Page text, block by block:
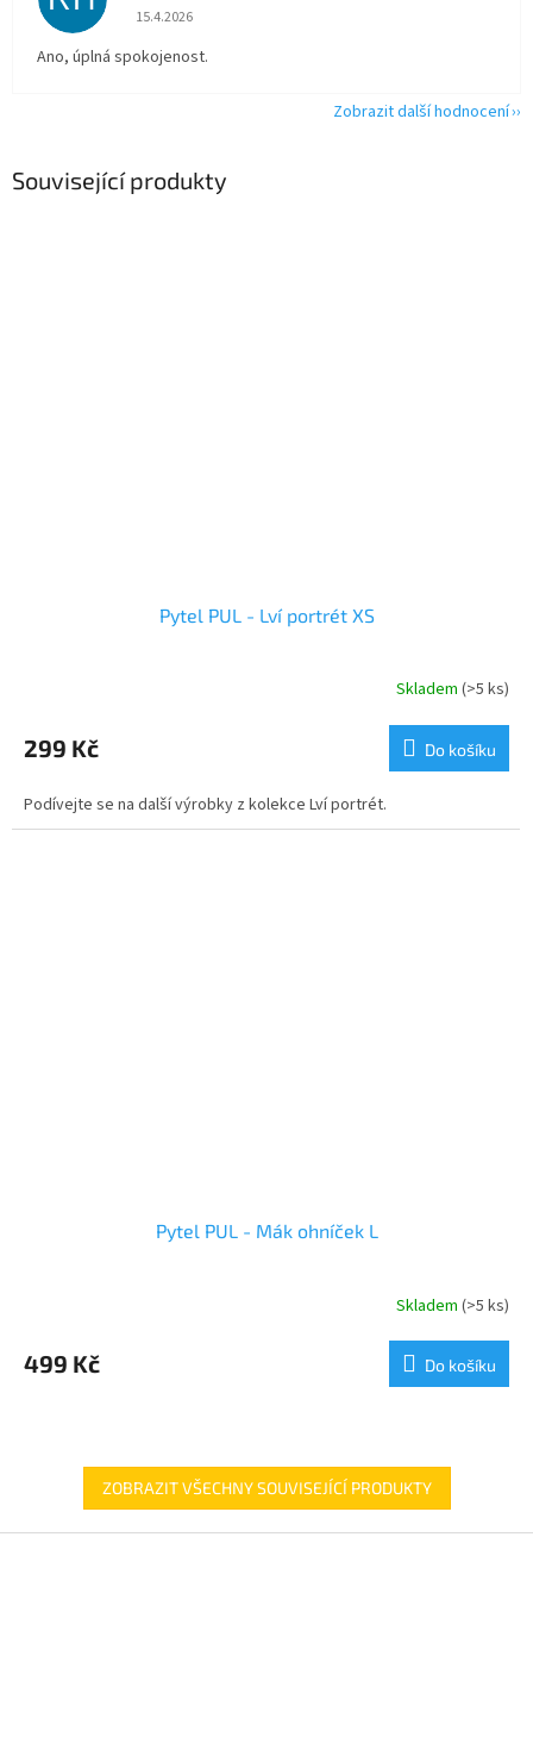
Související produkty
Pytel PUL - Lví portrét XS
Skladem (>5 ks)
299 Kč Do košíku
Podívejte se na další výrobky z kolekce Lví portrét.
Pytel PUL - Mák ohníček L
Skladem (>5 ks)
499 Kč Do košíku
ZOBRAZIT VŠECHNY SOUVISEJÍCÍ PRODUKTY
Hodnocení obchodu je 5 z 5 hvězdiček.
15.4.2026
Ano, úplná spokojenost.
Zobrazit další hodnocení